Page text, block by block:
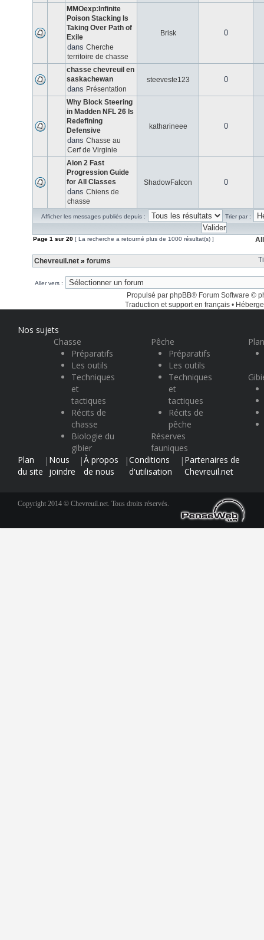
MMOexp:Infinite
Poison Stacking Is
Taking Over Path of
Exile
dans Cherche
territoire de chasse
Brisk 0
chasse chevreuil en
saskachewan
dans Présentation
steeveste123 0
Why Block Steering
in Madden NFL 26 Is
Redefining
Defensive
dans Chasse au
Cerf de Virginie
katharineee 0
Aion 2 Fast
Progression Guide
for All Classes
dans Chiens de
chasse
ShadowFalcon 0
Afficher les messages publiés depuis : Trier par :
Page 1 sur 20 [ La recherche a retourné plus de 1000 résultat(s) ]
Chevreuil.net » forums
Aller vers :
Propulsé par phpBB® Forum Software ©
Traduction et support en français •
Nos sujets
Chasse
Préparatifs
Les outils
Techniques
et
tactiques
Récits de
chasse
Biologie du
gibier
Pêche
Préparatifs
Les outils
Techniques
et
tactiques
Récits de
pêche
Réserves
fauniques
Plan
du site
| Nous
joindre
|À propos
de nous
|Conditions
d'utilisation
| Partenaires de
Chevreuil.net
Copyright 2014 © Chevreuil.net. Tous droits réservés.